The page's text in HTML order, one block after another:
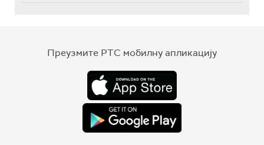
Преузмите РТС мобилну апликацију